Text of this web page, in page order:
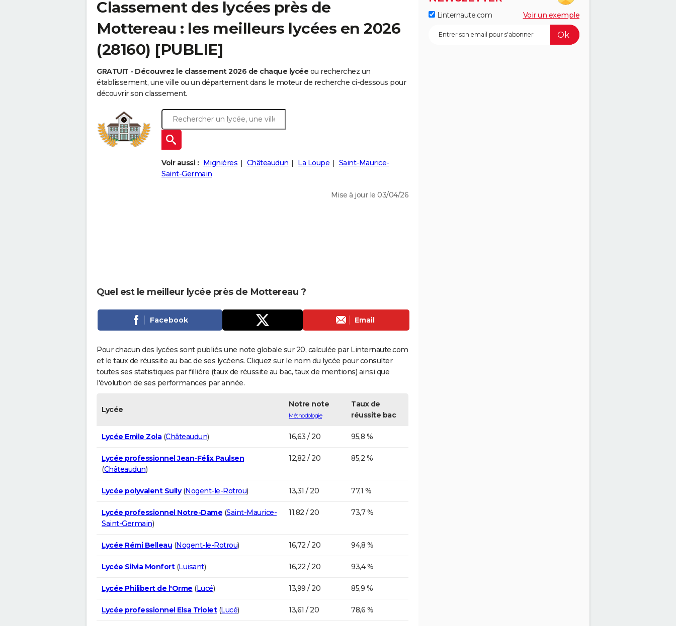
Classement des lycées près de
Mottereau : les meilleurs lycées en 2026
(28160) [PUBLIE]
GRATUIT - Découvrez le classement 2026 de chaque lycée ou recherchez un
établissement, une ville ou un département dans le moteur de recherche ci-dessous pour
découvrir son classement.
Voir aussi : Mignières Châteaudun La Loupe
Saint-Maurice-
Saint-Germain
Mise à jour le 03/04/26
Quel est le meilleur lycée près de Mottereau ?
Facebook Email
Pour chacun des lycées sont publiés une note globale sur 20, calculée par Linternaute.com
et le taux de réussite au bac de ses lycéens. Cliquez sur le nom du lycée pour consulter
toutes ses statistiques par fillière (taux de réussite au bac, taux de mentions) ainsi que
l'évolution de ses performances par année.
Lycée
Notre note
Méthodologie
Taux de
réussite bac
Lycée Emile Zola(Châteaudun) 16,63 / 20 95,8 %
Lycée professionnel Jean-Félix Paulsen
(Châteaudun)
12,82 / 20 85,2 %
Lycée polyvalent Sully(Nogent-le-Rotrou) 13,31 / 20 77,1 %
Lycée professionnel Notre-Dame (Saint-Maurice-
Saint-Germain)
11,82 / 20 73,7 %
Lycée Rémi Belleau (Nogent-le-Rotrou) 16,72 / 20 94,8 %
Lycée Silvia Monfort(Luisant) 16,22 / 20 93,4 %
Lycée Philibert de l'Orme (Lucé) 13,99 / 20 85,9 %
Lycée professionnel Elsa Triolet(Lucé) 13,61 / 20 78,6 %
Linternaute.com Voir un exemple